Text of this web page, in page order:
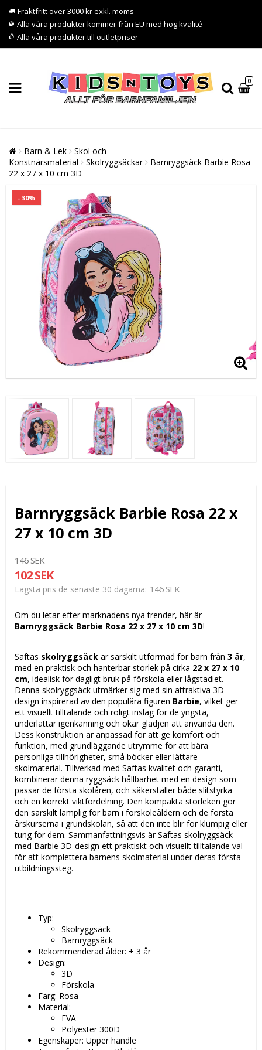
Fraktfritt över 3000 kr exkl. moms
Alla våra produkter kommer från EU med hög kvalité
Alla våra produkter till outletpriser
0
Barn & Lek
Skol och
Konstnärsmaterial
Skolryggsäckar
Barnryggsäck Barbie Rosa
22 x 27 x 10 cm 3D
- 30%
Barnryggsäck Barbie Rosa 22 x
27 x 10 cm 3D
146 SEK
102 SEK
Lägsta pris de senaste 30 dagarna 146 SEK
Om du letar efter marknadens nya trender, här är
Barnryggsäck Barbie Rosa 22 x 27 x 10 cm 3D!
Saftas skolryggsäck är särskilt utformad för barn från 3 år,
med en praktisk och hanterbar storlek på cirka 22 x 27 x 10
cm, idealisk för dagligt bruk på förskola eller lågstadiet.
Denna skolryggsäck utmärker sig med sin attraktiva 3D-
design inspirerad av den populära figuren Barbie, vilket ger
ett visuellt tilltalande och roligt inslag för de yngsta,
underlättar igenkänning och ökar glädjen att använda den.
Dess konstruktion är anpassad för att ge komfort och
funktion, med grundläggande utrymme för att bära
personliga tillhörigheter, små böcker eller lättare
skolmaterial. Tillverkad med Saftas kvalitet och garanti,
kombinerar denna ryggsäck hållbarhet med en design som
passar de första skolåren, och säkerställer både slitstyrka
och en korrekt viktfördelning. Den kompakta storleken gör
den särskilt lämplig för barn i förskoleåldern och de första
årskurserna i grundskolan, så att den inte blir för klumpig eller
tung för dem. Sammanfattningsvis är Saftas skolryggsäck
med Barbie 3D-design ett praktiskt och visuellt tilltalande val
för att komplettera barnens skolmaterial under deras första
utbildningssteg.
Typ:
Skolryggsäck
Barnryggsäck
Rekommenderad ålder: + 3 år
Design:
3D
Förskola
Färg: Rosa
Material:
EVA
Polyester 300D
Egenskaper: Upper handle